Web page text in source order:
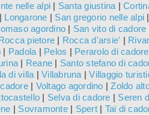
nelle alpi | Santa giustina |
| Longarone | San gregorio nelle alpi |
agordino | San vito di cadore
pietore | Rocca d'arsie' |
| Padola | Pelos | Perarolo di cadore
| Reane | Santo stefano di
di villa | Villabruna |Villaggio
| Voltago agordino |Zoldo
| Selva di cadore | Seren
| Sovramonte| Spert| Tai di